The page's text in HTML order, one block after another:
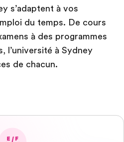
s’adaptent à vos
du temps. De cours
à des programmes
l’université à Sydney
de chacun.